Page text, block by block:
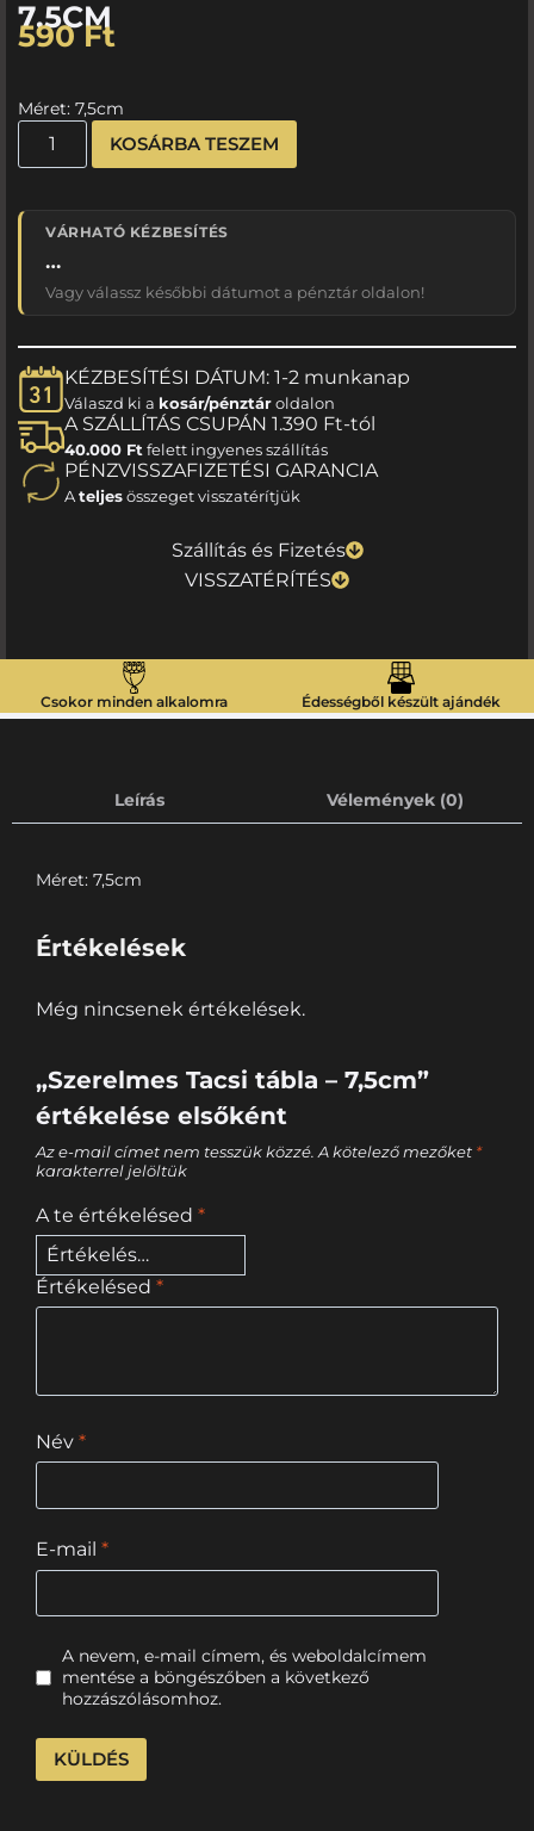
7,5CM
590Ft
Méret: 7,5cm
KOSÁRBA TESZEM
VÁRHATÓ KÉZBESÍTÉS
…
Vagy válassz későbbi dátumot a pénztár oldalon!
KÉZBESÍTÉSI DÁTUM: 1-2 munkanap
Válaszd ki a kosár/pénztároldalon
A SZÁLLÍTÁS CSUPÁN 1.390 Ft-tól
40.000 Ft felett ingyenes szállítás
PÉNZVISSZAFIZETÉSI GARANCIA
Ateljesösszeget visszatérítjük
Szállítás és Fizetés
VISSZATÉRÍTÉS
Csokor minden alkalomra Édességből készült ajándék
Leírás Vélemények (0)
Méret: 7,5cm
Értékelések
Még nincsenek értékelések.
„Szerelmes Tacsi tábla – 7,5cm”
értékelése elsőként
Az e-mail címet nem tesszük közzé. A kötelező mezőket *
karakterrel jelöltük
A te értékelésed *
Értékelésed *
Név *
E-mail *
A nevem, e-mail címem, és weboldalcímem
mentése a böngészőben a következő
hozzászólásomhoz.